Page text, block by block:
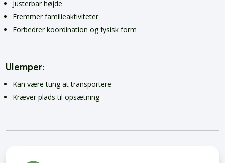
Justerbar højde
Fremmer familieaktiviteter
Forbedrer koordination og fysisk form
Ulemper:
Kan være tung at transportere
Kræver plads til opsætning